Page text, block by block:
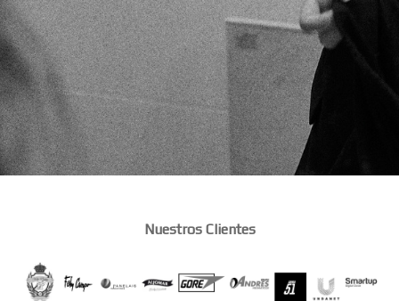
Nuestros Clientes